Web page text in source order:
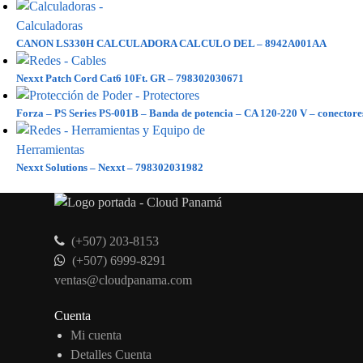
CANON LS330H CALCULADORA CALCULO DEL – 8942A001AA
Nexxt Patch Cord Cat6 10Ft. GR – 798302030671
Forza – PS Series PS-001B – Banda de potencia – CA 120-220 V –
Nexxt Solutions – Nexxt – 798302031982
(+507) 203-8153
(+507) 6999-8291
ventas@cloudpanama.com
Cuenta
Mi cuenta
Detalles Cuenta